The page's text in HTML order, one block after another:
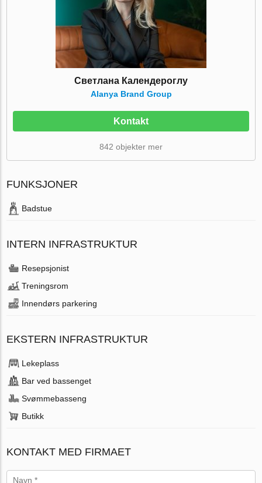
Светлана Календероглу
Alanya Brand Group
Kontakt
842 objekter mer
FUNKSJONER
Badstue
INTERN INFRASTRUKTUR
Resepsjonist
Treningsrom
Innendørs parkering
EKSTERN INFRASTRUKTUR
Lekeplass
Bar ved bassenget
Svømmebasseng
Butikk
KONTAKT MED FIRMAET